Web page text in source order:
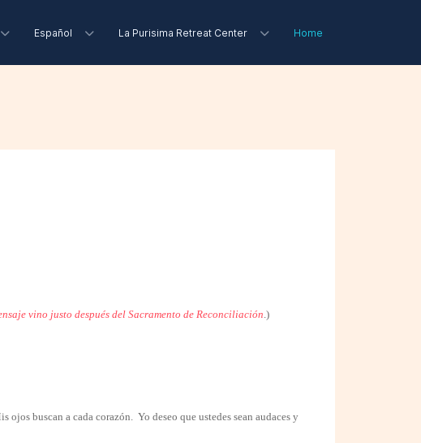
Español La Purisima Retreat Center Home
vino justo después del Sacramento de Reconciliación.)
ojos buscan a cada corazón. Yo deseo que ustedes sean audaces y